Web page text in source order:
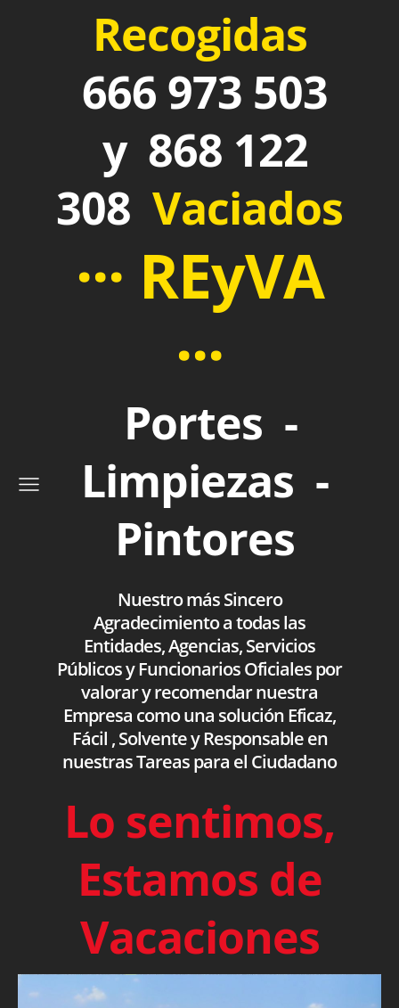
Recogidas
666 973 503
y 868 122
308 Vaciados
··· REyVA
···
Portes -
Limpiezas -
Pintores
Nuestro más Sincero
Agradecimiento a todas las
Entidades, Agencias, Servicios
Públicos y Funcionarios Oficiales por
valorar y recomendar nuestra
Empresa como una solución Eficaz,
Fácil , Solvente y Responsable en
nuestras Tareas para el Ciudadano
Lo sentimos,
Estamos de
Vacaciones